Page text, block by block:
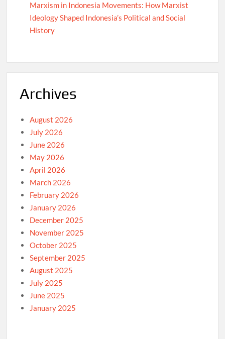
Marxism in Indonesia Movements: How Marxist
Ideology Shaped Indonesia’s Political and Social
History
Archives
August 2026
July 2026
June 2026
May 2026
April 2026
March 2026
February 2026
January 2026
December 2025
November 2025
October 2025
September 2025
August 2025
July 2025
June 2025
January 2025